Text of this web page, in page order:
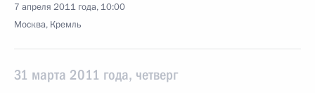
7 апреля 2011 года, 10:00
Москва, Кремль
31 марта 2011 года, четверг